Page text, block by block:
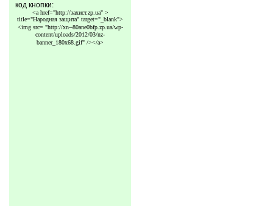
код кнопки:
<a href="http://захист.zp.ua" >
title="Народная защита" target="_blank">
<img src= "http://xn--80ane0bfp.zp.ua/wp-
content/uploads/2012/03/nz-
banner_180x68.gif" /></a>